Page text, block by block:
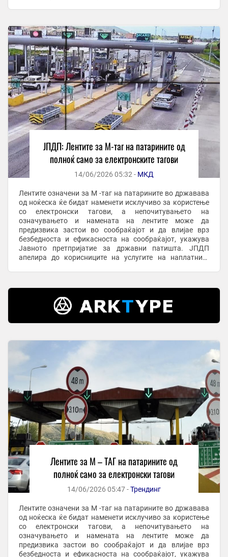
ЈПДП: Лентите за М-таг на патарините од
полноќ само за електронските тагови
14/06/2026 05:32 - МКД
Лентите означени за M -таг на патарините во државава
од ноќеска ќе бидат наменети исклучиво за користење
со електронски тагови, а непочитувањето на
означувањето и намената на лентите може да
предизвика застои во сообраќајот и да влијае врз
безбедноста и ефикасноста на сообраќајот, укажува
Јавното претпријатие за државни патишта. ЈПДП
апелира до корисниците на услугите на наплатните
Лентите за М – ТАГ на патарините од
полноќ само за електронски тагови
14/06/2026 05:47 -Трендинг
Лентите означени за M -таг на патарините во државава
од ноќеска ќе бидат наменети исклучиво за користење
со електронски тагови, а непочитувањето на
означувањето и намената на лентите може да
предизвика застои во сообраќајот и да влијае врз
безбедноста и ефикасноста на сообраќајот, укажува